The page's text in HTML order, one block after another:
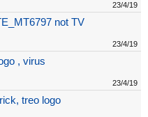
23/4/19
not TV
23/4/19
, virus
23/4/19
treo logo